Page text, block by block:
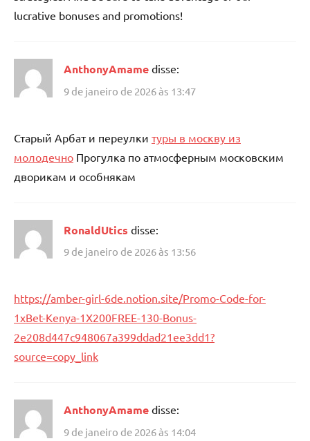
lucrative bonuses and promotions!
AnthonyAmame disse:
9 de janeiro de 2026 às 13:47
Старый Арбат и переулки туры в москву из
молодечно Прогулка по атмосферным московским
дворикам и особнякам
RonaldUtics disse:
9 de janeiro de 2026 às 13:56
https://amber-girl-6de.notion.site/Promo-Code-for-
1xBet-Kenya-1X200FREE-130-Bonus-
2e208d447c948067a399ddad21ee3dd1?
source=copy_link
AnthonyAmame disse:
9 de janeiro de 2026 às 14:04